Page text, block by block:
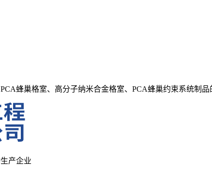
蜂巢格室、高分子纳米合金格室、PCA蜂巢约束系统制品
产企业